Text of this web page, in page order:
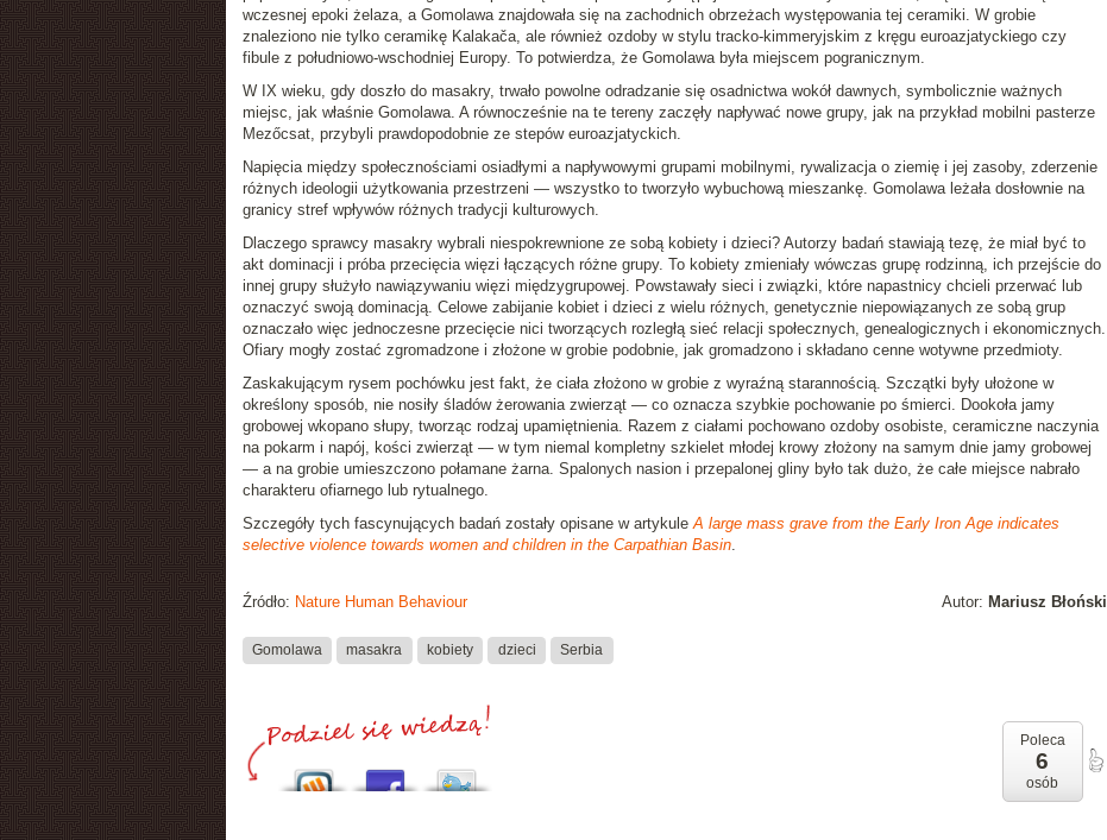
wczesnej epoki żelaza, a Gomolawa znajdowała się na zachodnich obrzeżach występowania tej ceramiki. W grobie
znaleziono nie tylko ceramikę Kalakača, ale również ozdoby w stylu tracko-kimmeryjskim z kręgu euroazjatyckiego czy
fibule z południowo-wschodniej Europy. To potwierdza, że Gomolawa była miejscem pogranicznym.
W IX wieku, gdy doszło do masakry, trwało powolne odradzanie się osadnictwa wokół dawnych, symbolicznie ważnych
miejsc, jak właśnie Gomolawa. A równocześnie na te tereny zaczęły napływać nowe grupy, jak na przykład mobilni pasterze
Mezőcsat, przybyli prawdopodobnie ze stepów euroazjatyckich.
Napięcia między społecznościami osiadłymi a napływowymi grupami mobilnymi, rywalizacja o ziemię i jej zasoby, zderzenie
różnych ideologii użytkowania przestrzeni — wszystko to tworzyło wybuchową mieszankę. Gomolawa leżała dosłownie na
granicy stref wpływów różnych tradycji kulturowych.
Dlaczego sprawcy masakry wybrali niespokrewnione ze sobą kobiety i dzieci? Autorzy badań stawiają tezę, że miał być to
akt dominacji i próba przecięcia więzi łączących różne grupy. To kobiety zmieniały wówczas grupę rodzinną, ich przejście do
innej grupy służyło nawiązywaniu więzi międzygrupowej. Powstawały sieci i związki, które napastnicy chcieli przerwać lub
oznaczyć swoją dominacją. Celowe zabijanie kobiet i dzieci z wielu różnych, genetycznie niepowiązanych ze sobą grup
oznaczało więc jednoczesne przecięcie nici tworzących rozległą sieć relacji społecznych, genealogicznych i ekonomicznych.
Ofiary mogły zostać zgromadzone i złożone w grobie podobnie, jak gromadzono i składano cenne wotywne przedmioty.
Zaskakującym rysem pochówku jest fakt, że ciała złożono w grobie z wyraźną starannością. Szczątki były ułożone w
określony sposób, nie nosiły śladów żerowania zwierząt — co oznacza szybkie pochowanie po śmierci. Dookoła jamy
grobowej wkopano słupy, tworząc rodzaj upamiętnienia. Razem z ciałami pochowano ozdoby osobiste, ceramiczne naczynia
na pokarm i napój, kości zwierząt — w tym niemal kompletny szkielet młodej krowy złożony na samym dnie jamy grobowej
— a na grobie umieszczono połamane żarna. Spalonych nasion i przepalonej gliny było tak dużo, że całe miejsce nabrało
charakteru ofiarnego lub rytualnego.
Szczegóły tych fascynujących badań zostały opisane w artykuleA large mass grave from the Early Iron Age indicates
selective violence towards women and children in the Carpathian Basin.
Autor: Mariusz Błoński
Źródło: Nature Human Behaviour
Gomolawa masakra kobiety dzieci Serbia
Poleca
6
osób